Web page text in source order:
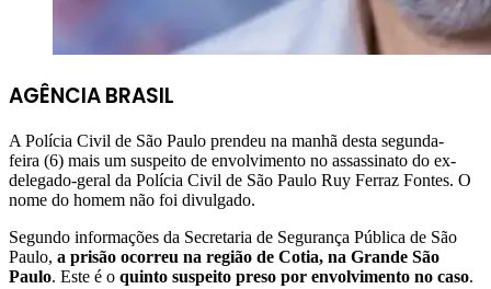
AGÊNCIA BRASIL
A Polícia Civil de São Paulo prendeu na manhã desta segunda-
feira (6) mais um suspeito de envolvimento no assassinato do ex-
delegado-geral da Polícia Civil de São Paulo Ruy Ferraz Fontes. O
nome do homem não foi divulgado.
Segundo informações da Secretaria de Segurança Pública de São
Paulo, a prisão ocorreu na região de Cotia, na Grande São
Paulo. Este é o quinto suspeito preso por envolvimento no caso.